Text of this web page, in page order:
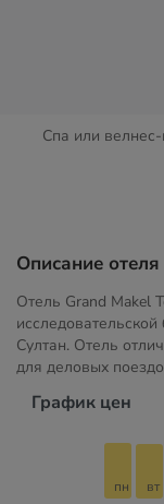
Спа или
Описание
Отель Grand Makel
Султан. Отель
для деловых
График цен
пн вт